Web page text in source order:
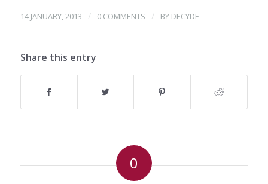
14 JANUARY, 2013 / 0 COMMENTS / BY DECYDE
Share this entry
0